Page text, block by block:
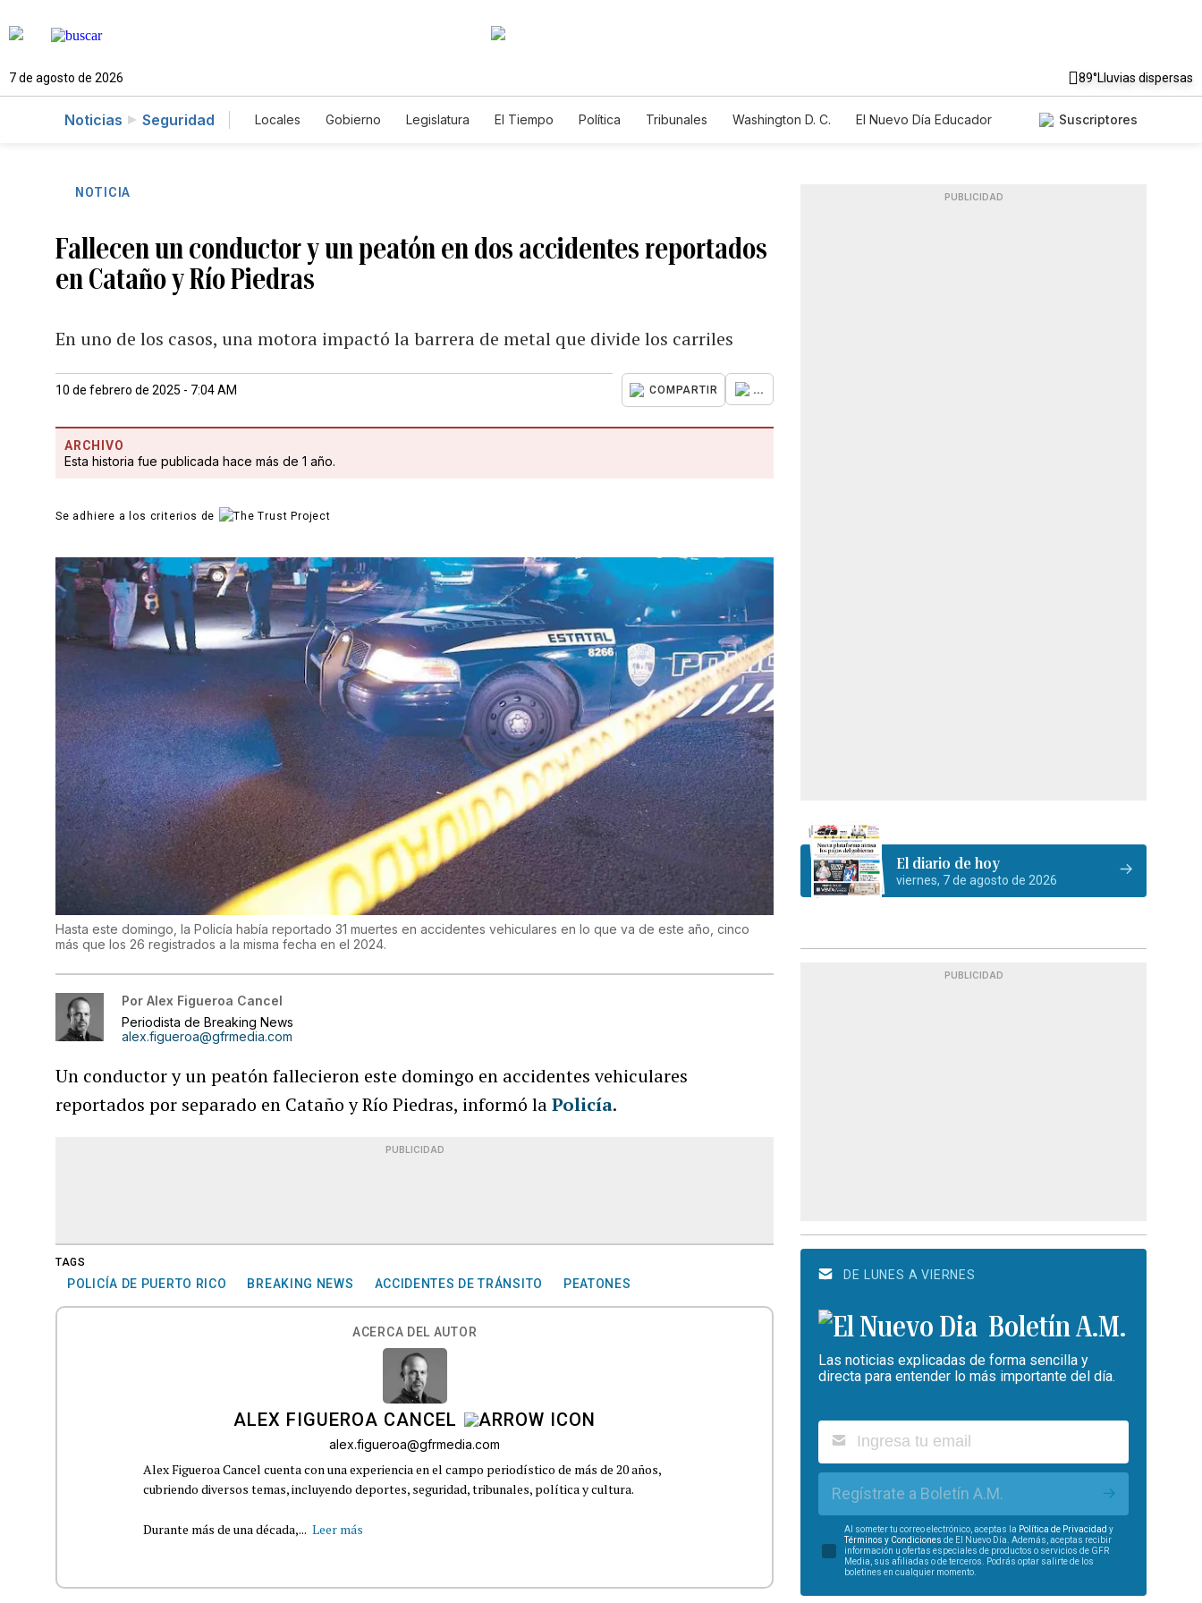
7 de agosto de 2026 89°Lluvias dispersas
Noticias Seguridad Locales Gobierno Legislatura El Tiempo Política Tribunales Washington D. C.
El Nuevo Día Educador
Suscriptores
NOTICIA
Fallecen un conductor y un peatón en dos accidentes reportados
en Cataño y Río Piedras
En uno de los casos, una motora impactó la barrera de metal que divide los carriles
10 de febrero de 2025 - 7:04 AM COMPARTIR ...
ARCHIVO
Esta historia fue publicada hace más de 1 año.
Se adhiere a los criterios de
Hasta este domingo, la Policía había reportado 31 muertes en accidentes vehiculares en lo que va de este año, cinco
más que los 26 registrados a la misma fecha en el 2024.
Por Alex Figueroa Cancel
Periodista de Breaking News
alex.figueroa@gfrmedia.com
Un conductor y un peatón fallecieron este domingo en accidentes vehiculares
reportados por separado en Cataño y Río Piedras, informó laPolicía.
PUBLICIDAD
TAGS
POLICÍA DE PUERTO RICO BREAKING NEWS ACCIDENTES DE TRÁNSITO PEATONES
ACERCA DEL AUTOR
ALEX FIGUEROA CANCEL
alex.figueroa@gfrmedia.com
Alex Figueroa Cancel cuenta con una experiencia en el campo periodístico de más de 20 años,
cubriendo diversos temas, incluyendo deportes, seguridad, tribunales, política y cultura.
Durante más de una década,... Leer más
PUBLICIDAD
El diario de hoy
viernes, 7 de agosto de 2026
PUBLICIDAD
DE LUNES A VIERNES
Boletín A.M.
Las noticias explicadas de forma sencilla y
directa para entender lo más importante del día.
Regístrate a Boletín A.M.
Al someter tu correo electrónico, aceptas la Política de Privacidad y
Términos y Condiciones de El Nuevo Día. Además, aceptas recibir
información u ofertas especiales de productos o servicios de GFR
Media, sus afiliadas o de terceros. Podrás optar salirte de los
boletines en cualquier momento.